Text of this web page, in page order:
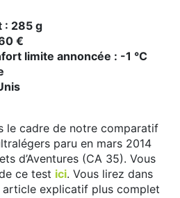
: 285 g
€
limite annoncée : -1 °C
le cadre de notre comparatif
paru en mars 2014
d’Aventures (CA 35). Vous
ce test ici. Vous lirez dans
article explicatif plus complet